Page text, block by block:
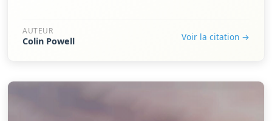
AUTEUR
Colin Powell Voir la citation →